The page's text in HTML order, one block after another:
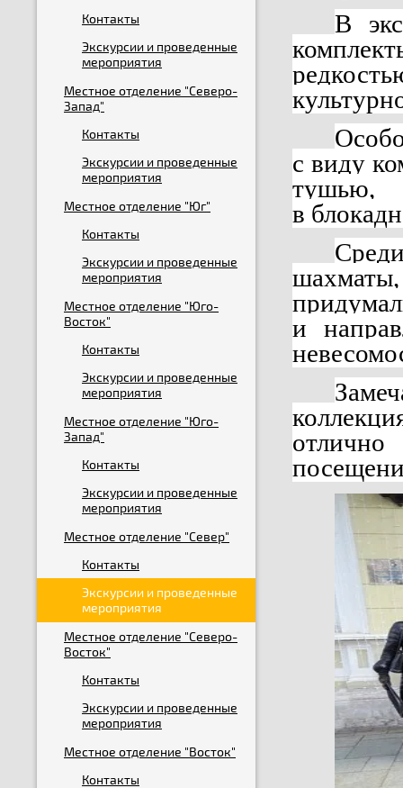
Контакты
Экскурсии и проведенные
мероприятия
Местное отделение "Северо-
Запад"
Контакты
Экскурсии и проведенные
мероприятия
Местное отделение "Юг"
Контакты
Экскурсии и проведенные
мероприятия
Местное отделение "Юго-
Восток"
Контакты
Экскурсии и проведенные
мероприятия
Местное отделение "Юго-
Запад"
Контакты
Экскурсии и проведенные
мероприятия
Местное отделение "Север"
Контакты
Экскурсии и проведенные
мероприятия
Местное отделение "Северо-
Восток"
Контакты
Экскурсии и проведенные
мероприятия
Местное отделение "Восток"
Контакты
В
с виду
тушью,
в
и